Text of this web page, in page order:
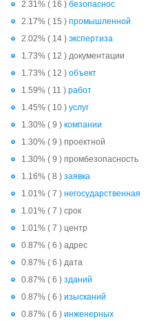
2.31% ( 16 ) безопаснос
2.17% ( 15 ) промышленной
2.02% ( 14 ) экспертиза
1.73% ( 12 ) документации
1.73% ( 12 ) объект
1.59% ( 11 ) работ
1.45% ( 10 ) услуг
1.30% ( 9 ) компании
1.30% ( 9 ) проектной
1.30% ( 9 ) промбезопасность
1.16% ( 8 ) заявка
1.01% ( 7 ) негосударственная
1.01% ( 7 ) срок
1.01% ( 7 ) центр
0.87% ( 6 ) адрес
0.87% ( 6 ) дата
0.87% ( 6 ) зданий
0.87% ( 6 ) изысканий
0.87% ( 6 ) инженерных